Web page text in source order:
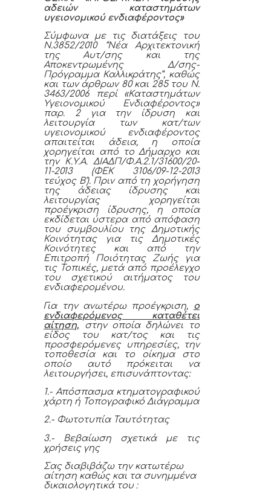
αδειών καταστημάτων
υγειονομικού ενδιαφέροντος»
Σύμφωνα με τις διατάξεις του
Ν.3852/2010 “Νέα Αρχιτεκτονική
της Αυτ/σης και της
Αποκεντρωμένης Δ/σης-
Πρόγραμμα Καλλικράτης”, καθώς
και των άρθρων 80 και 285 του Ν.
3463/2006 περί «Καταστημάτων
Υγειονομικού Ενδιαφέροντος»
παρ. 2 για την ίδρυση και
λειτουργία των κατ/των
υγειονομικού ενδιαφέροντος
απαιτείται άδεια, η οποία
χορηγείται από το Δήμαρχο και
την Κ.Υ.Α. ΔΙΑΔΠ/Φ.Α.2.1/31600/20-
11-2013 (ΦΕΚ 3106/09-12-2013
τεύχος Β’). Πριν από τη χορήγηση
της άδειας ίδρυσης και
λειτουργίας χορηγείται
προέγκριση ίδρυσης, η οποία
εκδίδεται ύστερα από απόφαση
του συμβουλίου της Δημοτικής
Κοινότητας για τις Δημοτικές
Κοινότητες και από την
Επιτροπή Ποιότητας Ζωής για
τις Τοπικές, μετά από προέλεγχο
του σχετικού αιτήματος του
ενδιαφερομένου.
Για την ανωτέρω προέγκριση, ο
ενδιαφερόμενος καταθέτει
αίτηση, στην οποία δηλώνει το
είδος του κατ/τος και τις
προσφερόμενες υπηρεσίες, την
τοποθεσία και το οίκημα στο
οποίο αυτό πρόκειται να
λειτουργήσει, επισυνάπτοντας:
1.- Απόσπασμα κτηματογραφικού
χάρτη ή Τοπογραφικό Διάγραμμα
2.- Φωτοτυπία Ταυτότητας
3.- Βεβαίωση σχετικά με τις
χρήσεις γης
Σας διαβιβάζω την κατωτέρω
αίτηση καθώς και τα συνημμένα
δικαιολογητικά του :